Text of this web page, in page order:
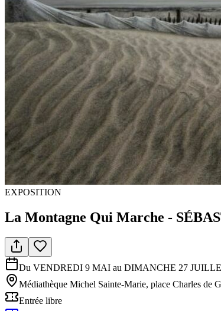
EXPOSITION
La Montagne Qui Marche -
Du VENDREDI 9 MAI au DIMANCHE 27
Médiathèque Michel Sainte-Marie, place Charles de
Entrée libre